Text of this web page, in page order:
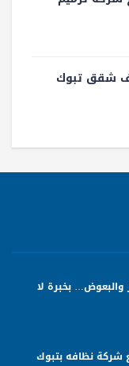
شقق تبوك
والبعوض… بخبرة لا
شركة نظافه بتبوك